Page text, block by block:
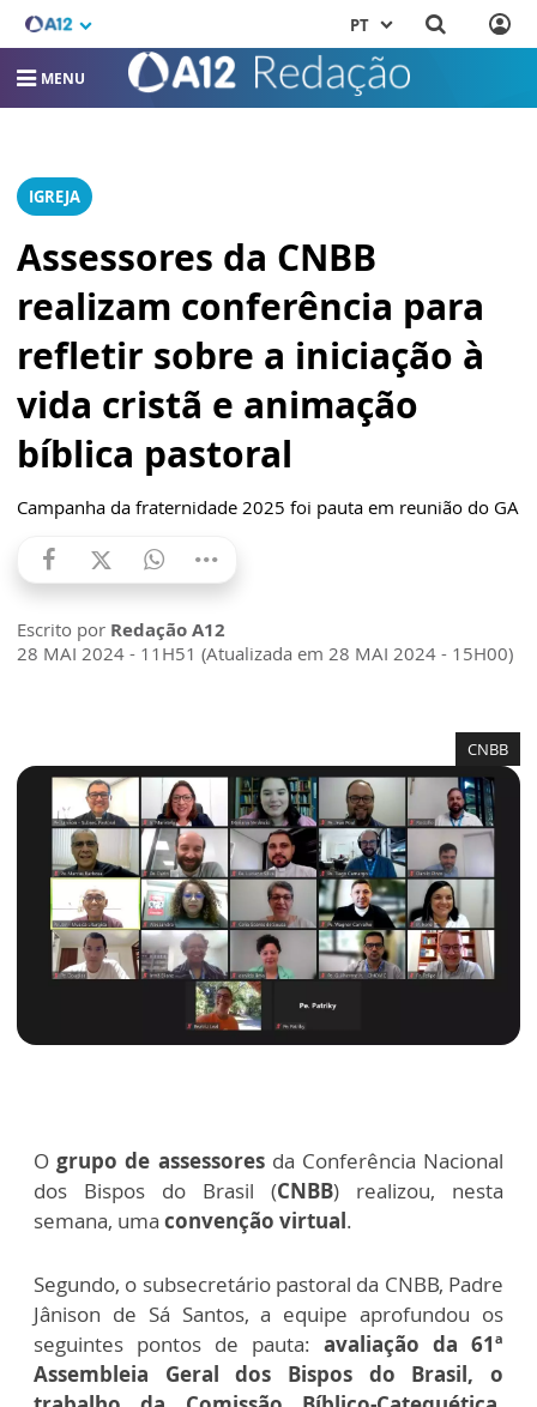
PT
MENU
IGREJA
Assessores da CNBB
realizam conferência para
refletir sobre a iniciação à
vida cristã e animação
bíblica pastoral
Campanha da fraternidade 2025 foi pauta em reunião do GA
Escrito por Redação A12
28 MAI 2024 - 11H51 (Atualizada em 28 MAI 2024 - 15H00)
CNBB
Ogrupo de assessoresda Conferência Nacional
dos Bispos do Brasil (CNBB) realizou, nesta
semana, uma convenção virtual.
Segundo, o subsecretário pastoral da CNBB, Padre
Jânison de Sá Santos, a equipe aprofundou os
seguintes pontos de pauta: avaliação da 61ª
Assembleia Geral dos Bispos do Brasil, o